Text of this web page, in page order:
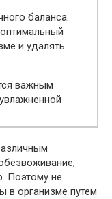
баланса.
и удалять
важным
Поэтому не
в организме путем